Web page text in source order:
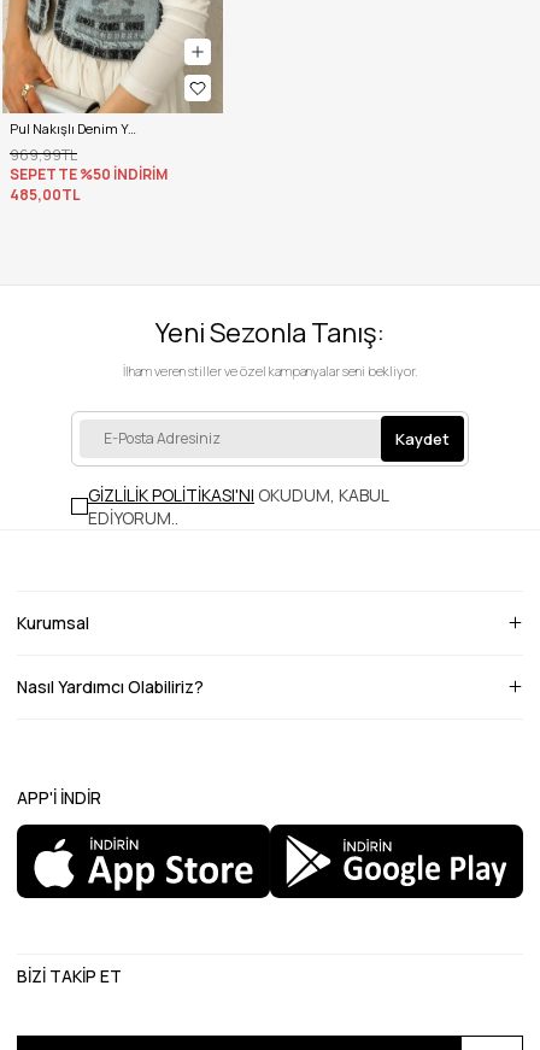
Pul Nakışlı Denim Yelek 92030 - MAVİ
969,99TL
SEPETTE %50 İNDİRİM
485,00TL
Yeni Sezonla Tanış:
İlham veren stiller ve özel kampanyalar seni bekliyor.
Kaydet
GİZLİLİK POLİTİKASI'NI OKUDUM, KABUL
EDİYORUM..
Kurumsal
Nasıl Yardımcı Olabiliriz?
APP'İ İNDİR
BİZİ TAKİP ET